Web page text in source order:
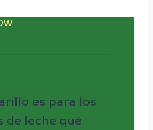
es para los
de leche qué